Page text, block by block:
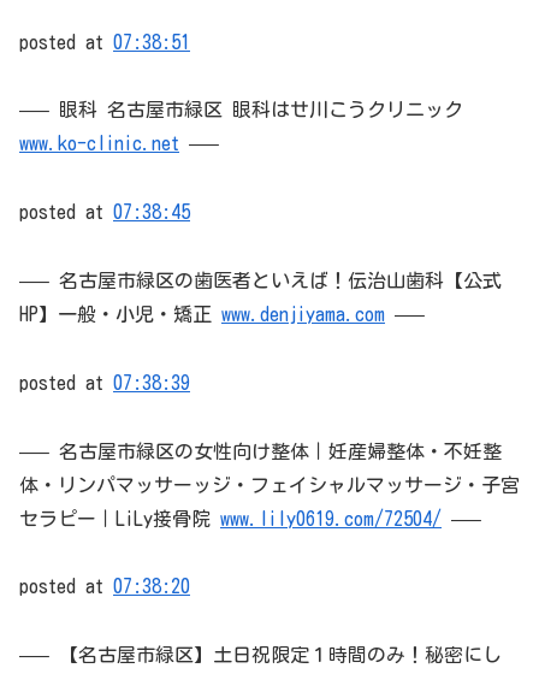
posted at 07:38:51
—– 眼科 名古屋市緑区 眼科はせ川こうクリニック
www.ko-clinic.net —–
posted at 07:38:45
—– 名古屋市緑区の歯医者といえば！伝治山歯科【公式
HP】一般・小児・矯正 www.denjiyama.com —–
posted at 07:38:39
—– 名古屋市緑区の女性向け整体｜妊産婦整体・不妊整
体・リンパマッサーッジ・フェイシャルマッサージ・子宮
セラピー｜LiLy接骨院 www.lily0619.com/72504/ —–
posted at 07:38:20
—– 【名古屋市緑区】土日祝限定１時間のみ！秘密にし